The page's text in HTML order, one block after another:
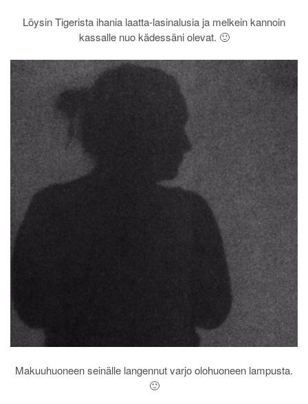
Löysin Tigerista ihania laatta-lasinalusia ja melkein kannoin
kassalle nuo kädessäni olevat. 🙂
Makuuhuoneen seinälle langennut varjo olohuoneen lampusta.
🙂